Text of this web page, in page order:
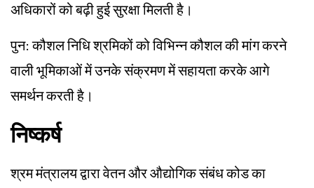
अधिकारों को बढ़ी हुई सुरक्षा मिलती है।
पुन: कौशल निधि श्रमिकों को विभिन्न कौशल की मांग करने
वाली भूमिकाओं में उनके संक्रमण में सहायता करके आगे
समर्थन करती है।
निष्कर्ष
श्रम मंत्रालय द्वारा वेतन और औद्योगिक संबंध कोड का